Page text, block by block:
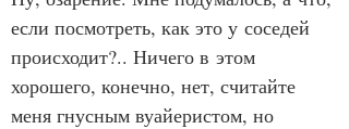
если посмотреть, как это у соседей
происходит?.. Ничего в этом
хорошего, конечно, нет, считайте
меня гнусным вуайеристом, но